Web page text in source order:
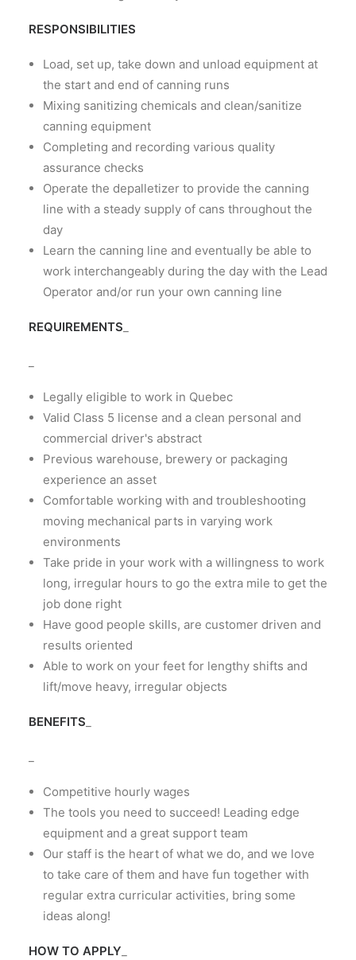
RESPONSIBILITIES
Load, set up, take down and unload equipment at
the start and end of canning runs
Mixing sanitizing chemicals and clean/sanitize
canning equipment
Completing and recording various quality
assurance checks
Operate the depalletizer to provide the canning
line with a steady supply of cans throughout the
day
Learn the canning line and eventually be able to
work interchangeably during the day with the Lead
Operator and/or run your own canning line
REQUIREMENTS
Legally eligible to work in Quebec
Valid Class 5 license and a clean personal and
commercial driver's abstract
Previous warehouse, brewery or packaging
experience an asset
Comfortable working with and troubleshooting
moving mechanical parts in varying work
environments
Take pride in your work with a willingness to work
long, irregular hours to go the extra mile to get the
job done right
Have good people skills, are customer driven and
results oriented
Able to work on your feet for lengthy shifts and
lift/move heavy, irregular objects
BENEFITS
Competitive hourly wages
The tools you need to succeed! Leading edge
equipment and a great support team
Our staff is the heart of what we do, and we love
to take care of them and have fun together with
regular extra curricular activities, bring some
ideas along!
HOW TO APPLY